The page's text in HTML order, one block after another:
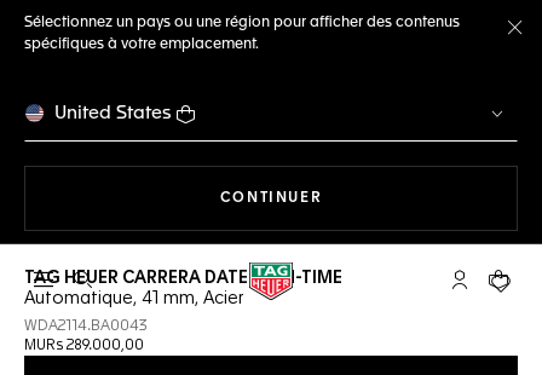
Sélectionnez un pays ou une région pour afficher des contenus
spécifiques à votre emplacement.
United States
CONTINUER
Ouvrir la barre de recherche Compte My
Votre
TAG HEUER CARRERA DATE TWIN-TIME
Automatique, 41 mm, Acier
WDA2114.BA0043
MURs 289.000,00